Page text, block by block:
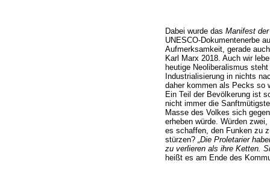
Dabei wurde das Manifest
UNESCO-Dokumentenerbe
Aufmerksamkeit, gerade
Karl Marx 2018. Auch wir
heutige Neoliberalismus
Industrialisierung in nichts
daher kommen als Pecks so
Ein Teil der Bevölkerung ist
nicht immer die
Masse des Volkes sich
erheben würde. Würden
es schaffen, den Funken zu
stürzen? „Die Proletarier
zu verlieren als ihre Ketten.
heißt es am Ende des